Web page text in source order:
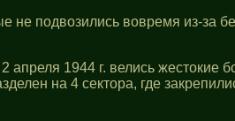
не подвозились вовремя из-за
1944 г. велись жестокие
на 4 сектора, где